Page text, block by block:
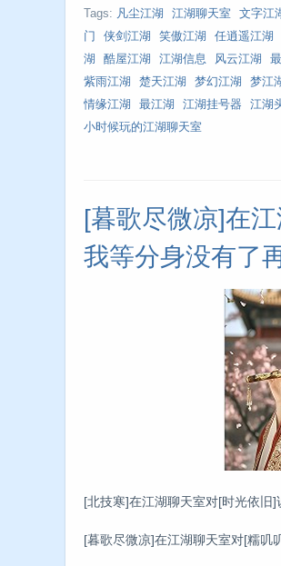
Tags: 凡尘江湖 江湖聊天室 文字江
门
侠剑江湖 笑傲江湖 任逍遥江湖
湖
酷屋江湖 江湖信息 风云江湖
紫雨江湖
楚天江湖 梦幻江湖 梦江
情缘江湖
最江湖 江湖挂号器 江湖
小时候玩的江湖聊天室
[暮歌尽微凉]在
我等分身没有了
[北技寒]在江湖聊天室对[时光依
[暮歌尽微凉]在江湖聊天室对[糯